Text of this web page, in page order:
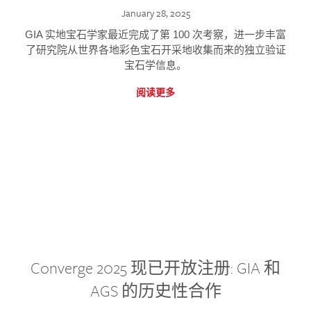
January 28, 2025
GIA 实地宝石学家最近完成了第 100 次考察，进一步丰富
了研究院从世界各地彩色宝石开采地收集而来的独立验证
宝石学信息。
阅读更多
Converge 2025 现已开放注册: GIA 和
AGS 的历史性合作